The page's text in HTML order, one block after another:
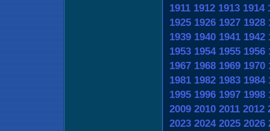
1911 1912 1913 1914
1925 1926 1927 1928
1939 1940 1941 1942
1953 1954 1955 1956
1967 1968 1969 1970
1981 1982 1983 1984
1995 1996 1997 1998
2009 2010 2011 2012
2023 2024 2025 2026